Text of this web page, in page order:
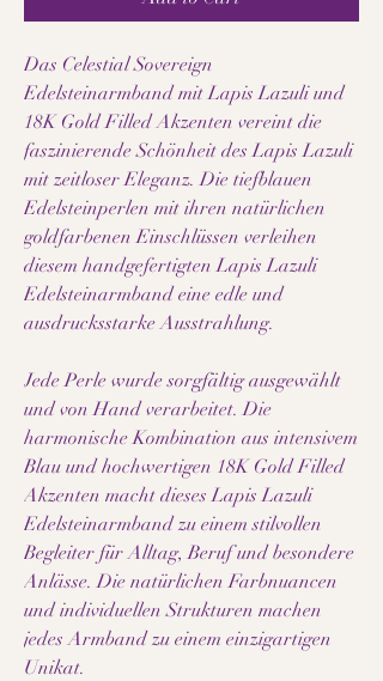
Das Celestial Sovereign
Edelsteinarmband mit Lapis Lazuli und
18K Gold Filled Akzenten vereint die
faszinierende Schönheit des Lapis Lazuli
mit zeitloser Eleganz. Die tiefblauen
Edelsteinperlen mit ihren natürlichen
goldfarbenen Einschlüssen verleihen
diesem handgefertigten Lapis Lazuli
Edelsteinarmband eine edle und
ausdrucksstarke Ausstrahlung.
Jede Perle wurde sorgfältig ausgewählt
und von Hand verarbeitet. Die
harmonische Kombination aus intensivem
Blau und hochwertigen 18K Gold Filled
Akzenten macht dieses Lapis Lazuli
Edelsteinarmband zu einem stilvollen
Begleiter für Alltag, Beruf und besondere
Anlässe. Die natürlichen Farbnuancen
und individuellen Strukturen machen
jedes Armband zu einem einzigartigen
Unikat.